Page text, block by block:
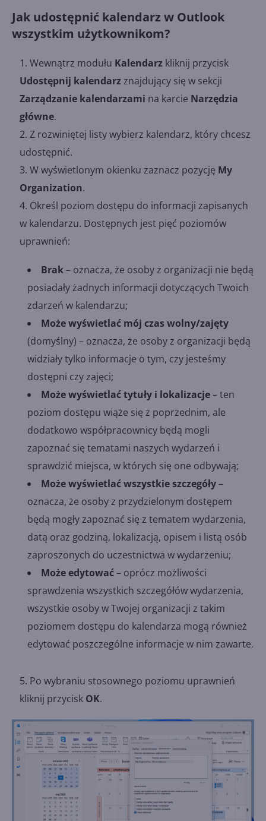
Jak udostępnić kalendarz w Outlook
wszystkim użytkownikom?
Wewnątrz modułu Kalendarz kliknij przycisk
Udostępnij kalendarzznajdujący się w sekcji
Zarządzanie kalendarzami na karcie Narzędzia
główne.
Z rozwiniętej listy wybierz kalendarz, który chcesz
udostępnić.
W wyświetlonym okienku zaznacz pozycję My
Organization.
Określ poziom dostępu do informacji zapisanych
w kalendarzu. Dostępnych jest pięć poziomów
uprawnień:
Brak– oznacza, że osoby z organizacji nie będą
posiadały żadnych informacji dotyczących Twoich
zdarzeń w kalendarzu;
Może wyświetlać mój czas wolny/zajęty
(domyślny) – oznacza, że osoby z organizacji będą
widziały tylko informacje o tym, czy jesteśmy
dostępni czy zajęci;
Może wyświetlać tytuły i lokalizacje– ten
poziom dostępu wiąże się z poprzednim, ale
dodatkowo współpracownicy będą mogli
zapoznać się tematami naszych wydarzeń i
sprawdzić miejsca, w których się one odbywają;
Może wyświetlać wszystkie szczegóły–
oznacza, że osoby z przydzielonym dostępem
będą mogły zapoznać się z tematem wydarzenia,
datą oraz godziną, lokalizacją, opisem i listą osób
zaproszonych do uczestnictwa w wydarzeniu;
Może edytować– oprócz możliwości
sprawdzenia wszystkich szczegółów wydarzenia,
wszystkie osoby w Twojej organizacji z takim
poziomem dostępu do kalendarza mogą również
edytować poszczególne informacje w nim zawarte.
Po wybraniu stosownego poziomu uprawnień
kliknij przycisk OK.